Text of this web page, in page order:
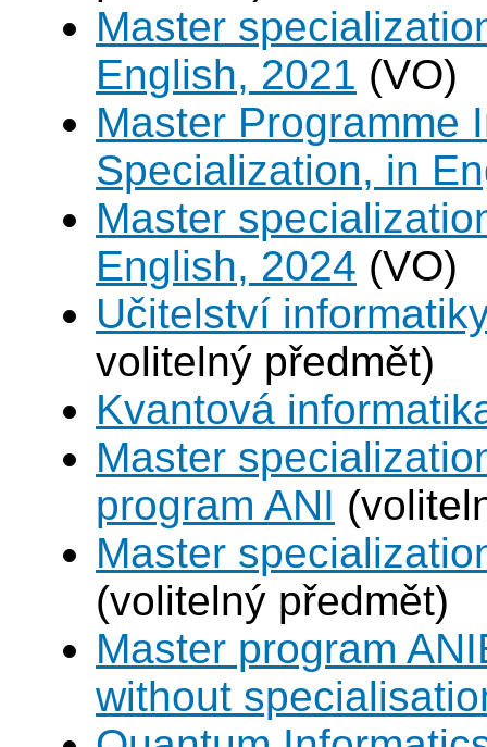
Master
English, 2021 (VO)
Master Programme
Specialization, in
Master
English, 2024 (VO)
Učitelství
volitelný předmět)
Kvantová
Master
program ANI
Master
(volitelný předmět)
Master program
without